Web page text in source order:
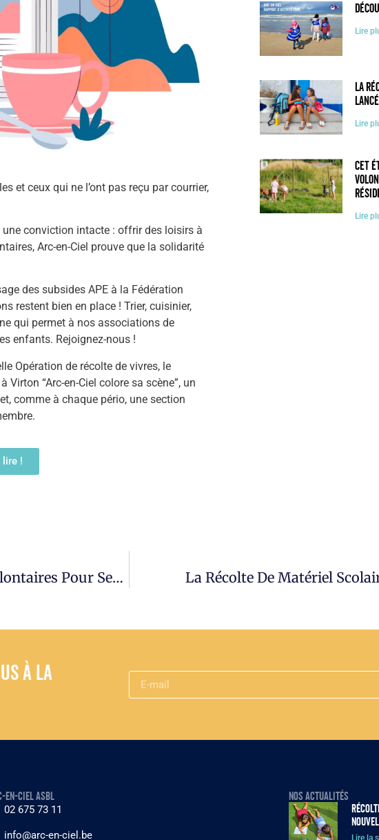
et ceux qui ne l’ont pas reçu par courrier,
une conviction intacte : offrir des loisirs à
Arc-en-Ciel prouve que la solidarité
des subsides APE à la Fédération
restent bien en place ! Trier, cuisinier,
qui permet à nos associations de
enfants. Rejoignez-nous !
Opération de récolte de vivres, le
“Arc-en-Ciel colore sa scène”, un
comme à chaque pério, une section
lire !
Lire
La
Lire
Cet
Lire
Cet Été, Arc-En-Ciel Recherche Des Volontaires Pour Ses Séjours Résidentiels À Virton ! La Récolte De Matériel
à la
EN-CIEL ASBL
02 675 73 11
info@arc-en-ciel.be
NOS ACTUALITÉS
Lire la